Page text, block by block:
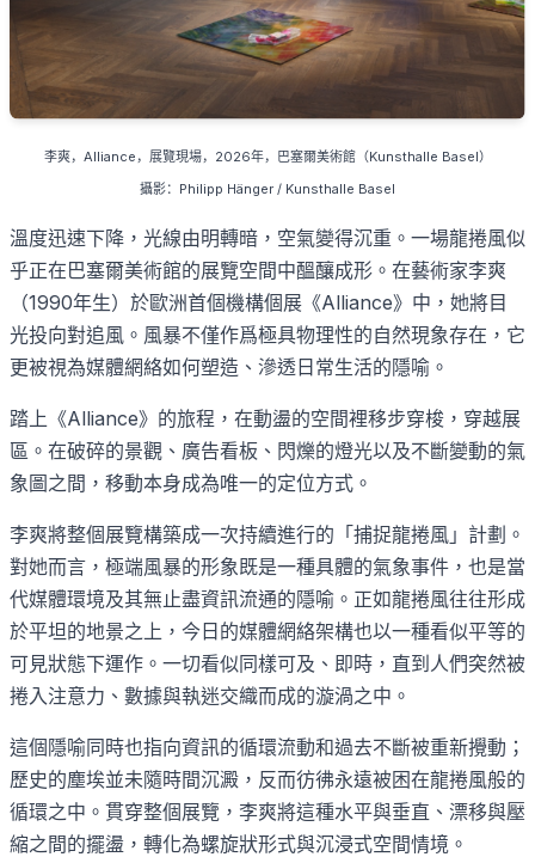
李爽， Alliance ，展覽現場， 2026年，巴塞爾美術館（Kunsthalle Basel）
攝影： Philipp Hänger / Kunsthalle Basel
溫度迅速下降，光線由明轉暗，空氣變得沉重。一場龍捲風似
乎正在巴塞爾美術館的展覽空間中醞釀成形。在藝術家李爽
（1990年生）於歐洲首個機構個展《Alliance》中，她將目
光投向對追風。風暴不僅作爲極具物理性的自然現象存在，它
更被視為媒體網絡如何塑造、滲透日常生活的隱喻。
踏上《Alliance》的旅程，在動盪的空間裡移步穿梭，穿越展
區。在破碎的景觀、廣告看板、閃爍的燈光以及不斷變動的氣
象圖之間，移動本身成為唯一的定位方式。
李爽將整個展覽構築成一次持續進行的「捕捉龍捲風」計劃。
對她而言，極端風暴的形象既是一種具體的氣象事件，也是當
代媒體環境及其無止盡資訊流通的隱喻。正如龍捲風往往形成
於平坦的地景之上，今日的媒體網絡架構也以一種看似平等的
可見狀態下運作。一切看似同樣可及、即時，直到人們突然被
捲入注意力、數據與執迷交織而成的漩渦之中。
這個隱喻同時也指向資訊的循環流動和過去不斷被重新攪動；
歷史的塵埃並未隨時間沉澱，反而彷彿永遠被困在龍捲風般的
循環之中。貫穿整個展覽，李爽將這種水平與垂直、漂移與壓
縮之間的擺盪，轉化為螺旋狀形式與沉浸式空間情境。